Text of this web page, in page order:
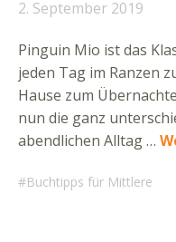
2. September 2019
Pinguin Mio ist das
jeden Tag im Ranzen
Hause zum
nun die ganz
abendlichen Alltag …
Buchtipps für Mittlere